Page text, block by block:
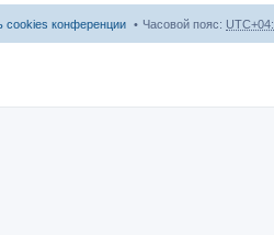
Часовой пояс:
cookies конференции